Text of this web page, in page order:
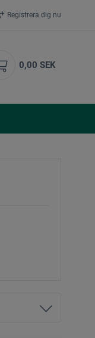
Registrera dig nu
0,00 SEK